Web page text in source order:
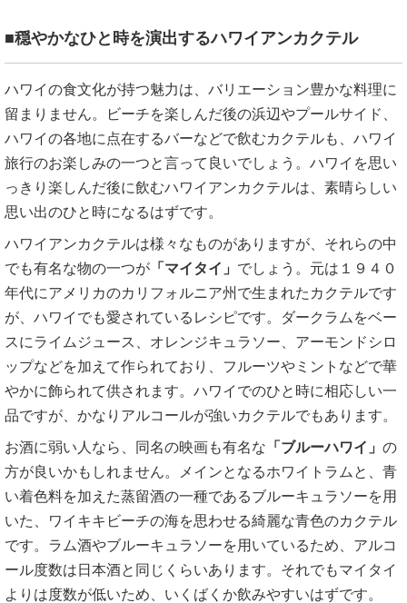
■穏やかなひと時を演出するハワイアンカクテル
ハワイの食文化が持つ魅力は、バリエーション豊かな料理に
留まりません。ビーチを楽しんだ後の浜辺やプールサイド、
ハワイの各地に点在するバーなどで飲むカクテルも、ハワイ
旅行のお楽しみの一つと言って良いでしょう。ハワイを思い
っきり楽しんだ後に飲むハワイアンカクテルは、素晴らしい
思い出のひと時になるはずです。
ハワイアンカクテルは様々なものがありますが、それらの中
でも有名な物の一つが 「マイタイ」 でしょう。元は１９４０
年代にアメリカのカリフォルニア州で生まれたカクテルです
が、ハワイでも愛されているレシピです。ダークラムをベー
スにライムジュース、オレンジキュラソー、アーモンドシロ
ップなどを加えて作られており、フルーツやミントなどで華
やかに飾られて供されます。ハワイでのひと時に相応しい一
品ですが、かなりアルコールが強いカクテルでもあります。
お酒に弱い人なら、同名の映画も有名な 「ブルーハワイ」 の
方が良いかもしれません。メインとなるホワイトラムと、青
い着色料を加えた蒸留酒の一種であるブルーキュラソーを用
いた、ワイキキビーチの海を思わせる綺麗な青色のカクテル
です。ラム酒やブルーキュラソーを用いているため、アルコ
ール度数は日本酒と同じくらいあります。それでもマイタイ
よりは度数が低いため、いくばくか飲みやすいはずです。